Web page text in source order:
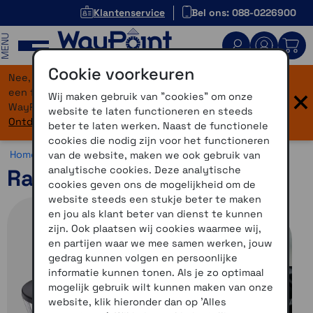
Klantenservice Bel ons: 088-0226900
Nee, je bent niet verdwaald! Onze website heeft
een flinke upgrade gekregen. Dezelfde vertrouwde
WayPoint-service, maar dan in een modern jasje.
Ontdek hier wat er allemaal nieuw is.
×
Home >Fiets >Varia >Verlichting
Ravemen FR500 koplamp
Cookie voorkeuren
Wij maken gebruik van "cookies" om onze
website te laten functioneren en steeds
beter te laten werken. Naast de functionele
cookies die nodig zijn voor het functioneren
van de website, maken we ook gebruik van
analytische cookies. Deze analytische
cookies geven ons de mogelijkheid om de
website steeds een stukje beter te maken
en jou als klant beter van dienst te kunnen
zijn. Ook plaatsen wij cookies waarmee wij,
en partijen waar we mee samen werken, jouw
gedrag kunnen volgen en persoonlijke
informatie kunnen tonen. Als je zo optimaal
mogelijk gebruik wilt kunnen maken van onze
website, klik hieronder dan op 'Alles